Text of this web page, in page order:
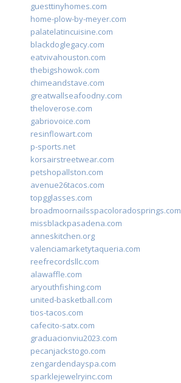
guesttinyhomes.com
home-plow-by-meyer.com
palatelatincuisine.com
blackdoglegacy.com
eatvivahouston.com
thebigshowok.com
chimeandstave.com
greatwallseafoodny.com
theloverose.com
gabriovoice.com
resinflowart.com
p-sports.net
korsairstreetwear.com
petshopallston.com
avenue26tacos.com
topgglasses.com
broadmoornailsspacoloradosprings.com
missblackpasadena.com
anneskitchen.org
valenciamarketytaqueria.com
reefrecordsllc.com
alawaffle.com
aryouthfishing.com
united-basketball.com
tios-tacos.com
cafecito-satx.com
graduacionviu2023.com
pecanjackstogo.com
zengardendayspa.com
sparklejewelryinc.com